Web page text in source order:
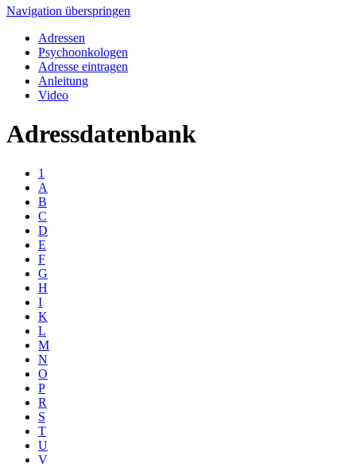
Navigation überspringen
Adressen
Psychoonkologen
Adresse eintragen
Anleitung
Video
Adressdatenbank
1
A
B
C
D
E
F
G
H
I
K
L
M
N
O
P
R
S
T
U
V